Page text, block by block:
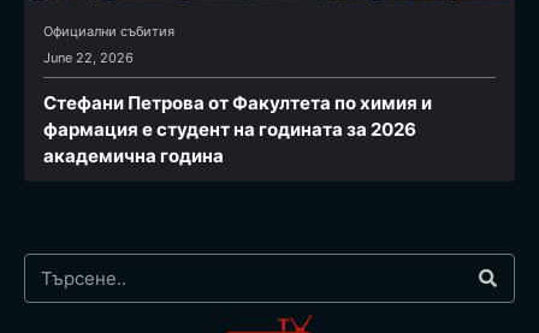
Официални събития
June 22, 2026
Стефани Петрова от Факултета по химия и
фармация e студент на годината за 2026
академична година